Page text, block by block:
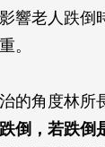
響老人跌倒
。
的角度林所
倒，若跌倒